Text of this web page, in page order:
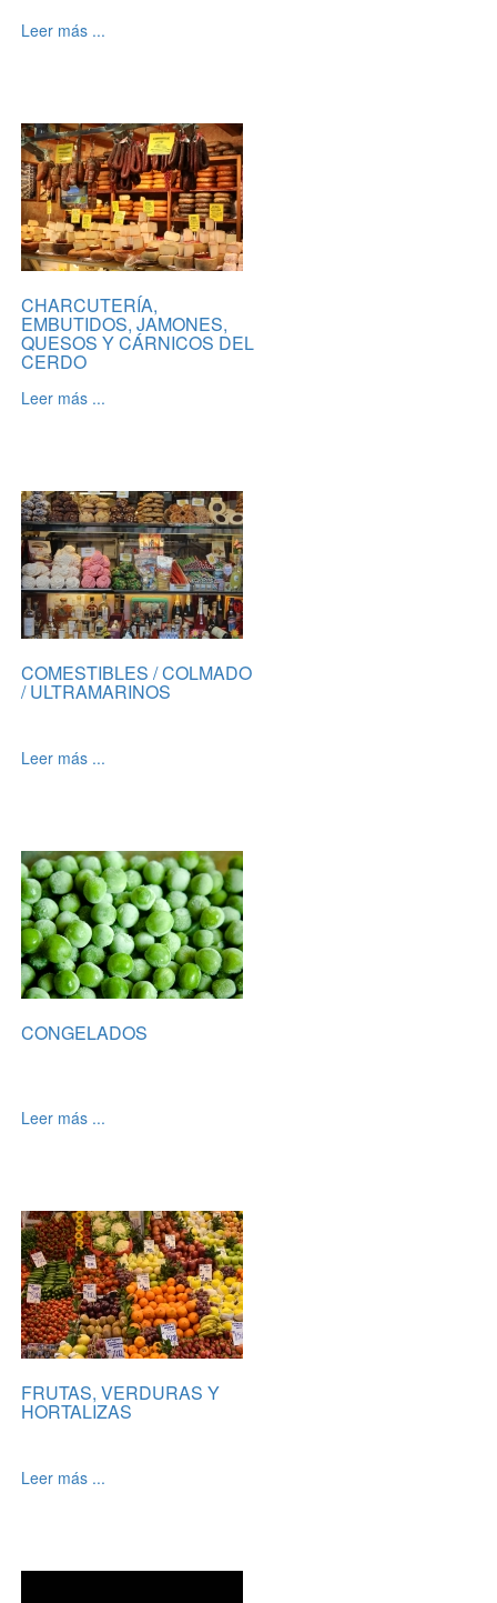
Leer más ...
CHARCUTERÍA,
EMBUTIDOS, JAMONES,
QUESOS Y CÁRNICOS DEL
CERDO
Leer más ...
COMESTIBLES / COLMADO
/ ULTRAMARINOS
Leer más ...
CONGELADOS
Leer más ...
FRUTAS, VERDURAS Y
HORTALIZAS
Leer más ...